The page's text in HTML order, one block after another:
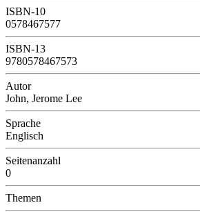
ISBN-10
0578467577
ISBN-13
9780578467573
Autor
John, Jerome Lee
Sprache
Englisch
Seitenanzahl
0
Themen